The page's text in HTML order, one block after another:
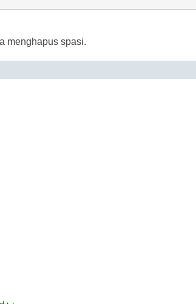
menghapus spasi.